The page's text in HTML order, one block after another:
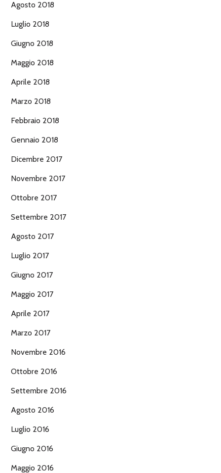
Agosto 2018
Luglio 2018
Giugno 2018
Maggio 2018
Aprile 2018
Marzo 2018
Febbraio 2018
Gennaio 2018
Dicembre 2017
Novembre 2017
Ottobre 2017
Settembre 2017
Agosto 2017
Luglio 2017
Giugno 2017
Maggio 2017
Aprile 2017
Marzo 2017
Novembre 2016
Ottobre 2016
Settembre 2016
Agosto 2016
Luglio 2016
Giugno 2016
Maggio 2016